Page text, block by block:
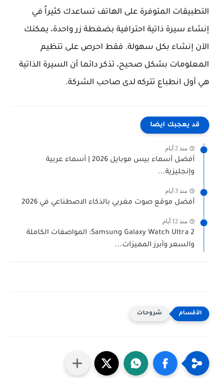
التطبيقات المتوفرة على الهاتف تساعدك كثيراً في
إنشاء سيرة ذاتية احترافية بضغطة زر واحدة، يمكنك
الآن إنشاء بكل سهولة. فقط احرص على تنظيم
المعلومات بشكل صحيح، تذكر دائما أن السيرة الذاتية
هي أول انطباع تتركه لدى صاحب الشركة.
قد يعجبك ايضا
منذ 2 أيام
أفضل أسماء بيس موبايل 2026 | أسماء عربية
وإنجليزية...
منذ 3 أيام
أفضل موقع صوت مغربي بالذكاء الاصطناعي في 2026
منذ 12 أيام
Samsung Galaxy Watch Ultra 2: المواصفات الكاملة
والسعر وأبرز المميزات...
شروحات